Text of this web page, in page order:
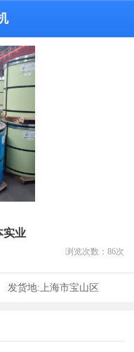
实业
浏览次数： 86次
发货地:上海市宝山区